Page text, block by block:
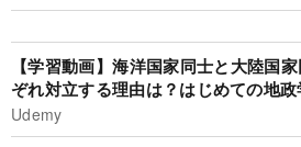
【学習動画】海洋国家同士と大陸国
ぞれ対立する理由は？はじめての地政
Udemy